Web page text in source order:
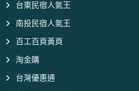
台東民宿人氣王
南投民宿人氣王
百工百頁黃頁
淘金購
台灣優惠通